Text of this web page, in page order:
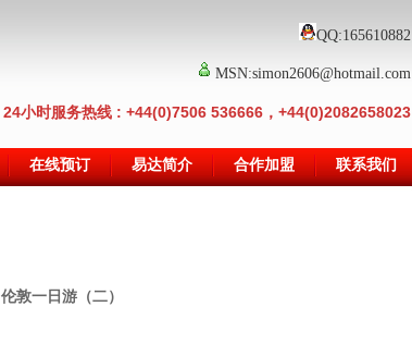
QQ:165610882
MSN:simon2606@hotmail.com
24小时服务热线 : +44(0)7506 536666，+44(0)2082658023
在线预订 易达简介 合作加盟 联系我们
伦敦一日游（二）